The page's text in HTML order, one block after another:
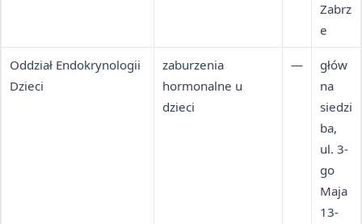
Zabrz
e
Oddział Endokrynologii
Dzieci
zaburzenia
hormonalne u
dzieci
—
głów
na
siedzi
ba,
ul. 3-
go
Maja
13-